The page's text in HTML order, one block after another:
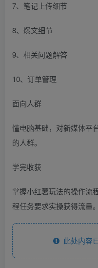
7、笔记上传细节
8、爆文细节
9、相关问题解答
10、订单管理
面向人群
懂电脑基础，对新媒体平
的人群。
学完收获
掌握小红薯玩法的操作流
程任务要求实操获得流量。
此处内容